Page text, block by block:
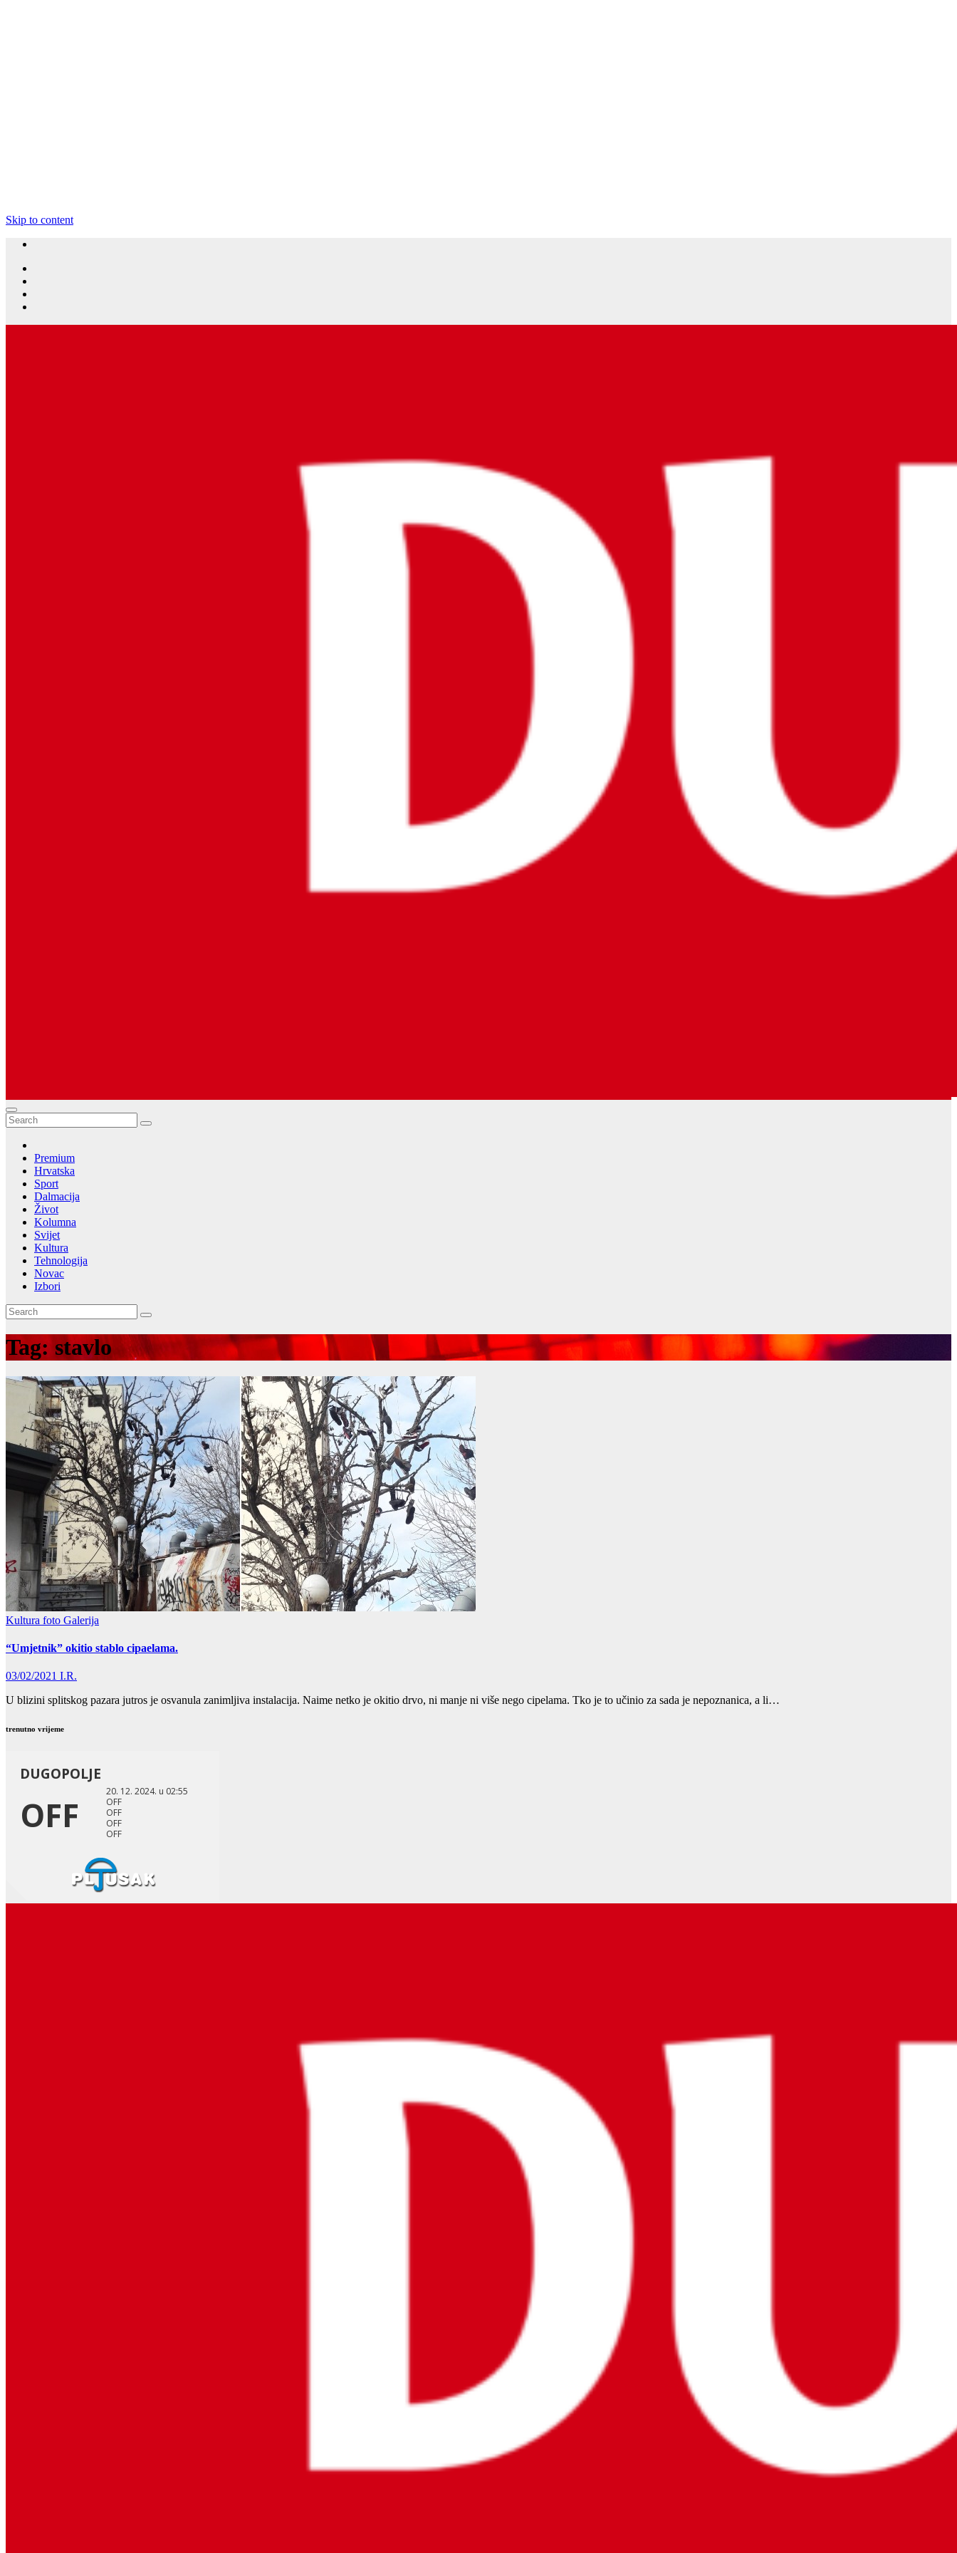
Skip to content
Dugopolje Portal
Najnovije vijesti Hrvatske, Dalmacije i Svijeta
Premium
Hrvatska
Sport
Dalmacija
Život
Kolumna
Svijet
Kultura
Tehnologija
Novac
Izbori
Tag: stavlo
Kultura foto Galerija
“Umjetnik” okitio stablo cipaelama.
03/02/2021 I.R.
U blizini splitskog pazara jutros je osvanula zanimljiva instalacija. Naime netko je okitio drvo, ni manje ni više nego cipelama. Tko je to učinio za sada je nepoznanica, a li…
trenutno vrijeme